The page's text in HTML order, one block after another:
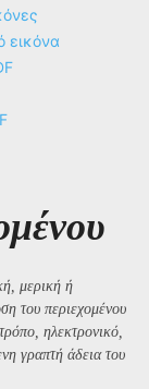
εικόνα
μερική ή
του περιεχομένου
ηλεκτρονικό,
γραπτή άδεια του